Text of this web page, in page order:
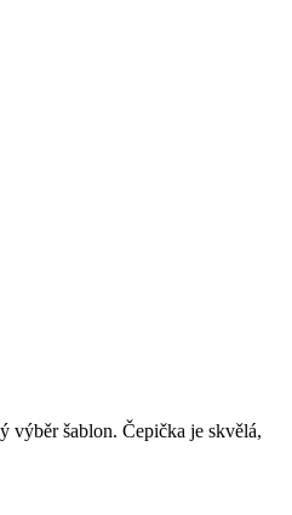
výběr šablon. Čepička je skvělá,